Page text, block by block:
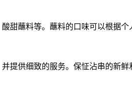
甜蘸料等。蘸料的口味可以根据个
提供细致的服务。保怔沾串的新鲜